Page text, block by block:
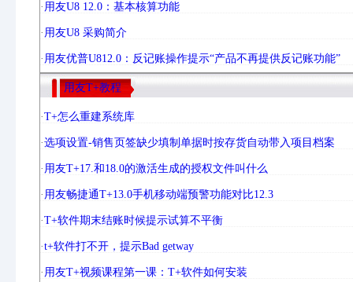
· 用友U8 12.0：基本核算功能
· 用友U8 采购简介
· 用友优普U812.0：反记账操作提示“产品不再提供反记账功能”
用友T+教程
·T+怎么重建系统库
·选项设置-销售页签缺少填制单据时按存货自动带入项目档案
· 用友T+17.和18.0的激活生成的授权文件叫什么
· 用友畅捷通T+13.0手机移动端预警功能对比12.3
·T+软件期末结账时候提示试算不平衡
·t+软件打不开，提示Bad getway
· 用友T+视频课程第一课：T+软件如何安装